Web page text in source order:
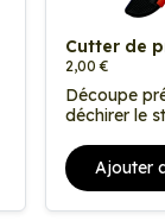
Cutter de
2,00 €
Découpe
déchirer le
Ajouter